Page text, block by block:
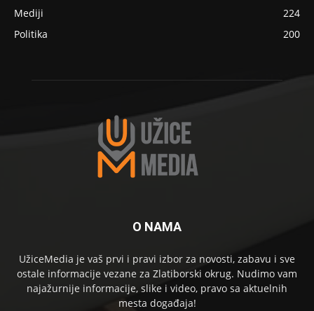
Mediji
224
Politika
200
O NAMA
UžiceMedia je vaš prvi i pravi izbor za novosti, zabavu i sve
ostale informacije vezane za Zlatiborski okrug. Nudimo vam
najažurnije informacije, slike i video, pravo sa aktuelnih
mesta događaja!